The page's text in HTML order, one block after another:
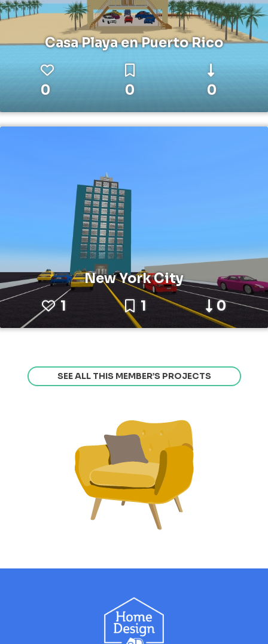
Casa Playa en Puerto Rico
0 0 0
New York City
1
1 0
SEE ALL THIS MEMBER’S PROJECTS